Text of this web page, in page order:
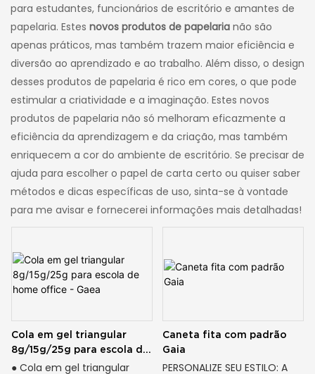
para estudantes, funcionários de escritório e amantes de
papelaria. Estes novos produtos de papelaria não são
apenas práticos, mas também trazem maior eficiência e
diversão ao aprendizado e ao trabalho. Além disso, o design
desses produtos de papelaria é rico em cores, o que pode
estimular a criatividade e a imaginação. Estes novos
produtos de papelaria não só melhoram eficazmente a
eficiência da aprendizagem e da criação, mas também
enriquecem a cor do ambiente de escritório. Se precisar de
ajuda para escolher o papel de carta certo ou quiser saber
métodos e dicas específicas de uso, sinta-se à vontade
para me avisar e fornecerei informações mais detalhadas!
Cola em gel triangular
8g/15g/25g para escola de
home office - Gaea
● Cola em gel triangular
Caneta fita com padrão
Gaia
PERSONALIZE SEU ESTILO: A